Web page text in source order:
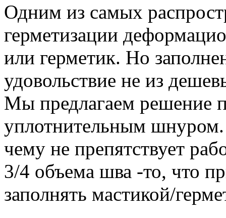
Одним из самых
герметизации
или герметик. Но
удовольствие не из
Мы предлагаем решение
уплотнительным
чему не препятствует
3/4 объема шва -то, что
заполнять мастикой/